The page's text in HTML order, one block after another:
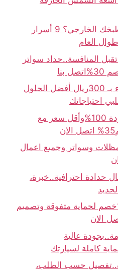
كيف تختار مظلة مثالية لمطبخك الخارجي؟ 9 أسرار
طوال العام
المنافسة..حداد سواتر
مظلات مكيفات..اسعار تبدء بـ 300ريال أفضل الحلول
احتياجاتك
مظلاتك وسواتر منزلك بجودة 100%وأقل سعر مع
لـحداده مظلات وسواتر وجميع اعمال
لأعمال حدادة احترافية..خبرة،
مكه الحديثة بـ23%خصم لحماية متفوقة وتصميم
عالية
حسب الطلب،